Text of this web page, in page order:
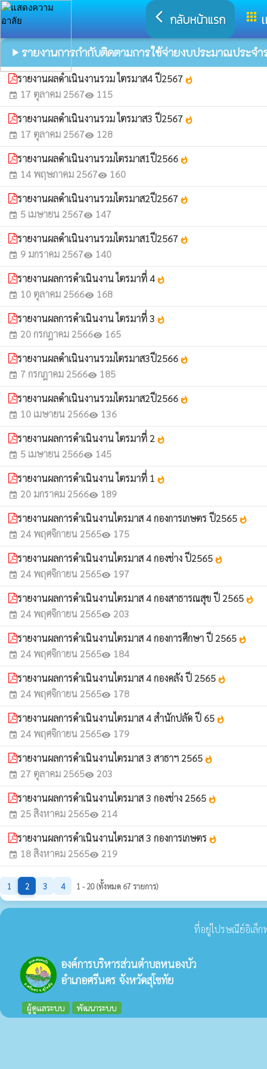
arrow_back_ios กลับหน้าแรก apps
play_arrow รายงานการกำกับติดตามการใช้จ่ายงบประมาณประจ
รายงานผลดำเนินงานรวม ไตรมาส4 ปี2567 whatshot
event 17 ตุลาคม 2567visibility 115
รายงานผลดำเนินงานรวม ไตรมาส3 ปี2567 whatshot
event 17 ตุลาคม 2567visibility 128
รายงานผลดำเนินงานรวมไตรมาส1ปี2566 whatshot
event 14 พฤษภาคม 2567visibility 160
รายงานผลดำเนินงานรวมไตรมาส2ปี2567 whatshot
event 5 เมษายน 2567visibility 147
รายงานผลดำเนินงานรวมไตรมาส1ปี2567 whatshot
event 9 มกราคม 2567visibility 140
รายงานผลการดำเนินงาน ไตรมาที่ 4 whatshot
event 10 ตุลาคม 2566visibility 168
รายงานผลการดำเนินงาน ไตรมาที่ 3 whatshot
event 20 กรกฎาคม 2566visibility 165
รายงานผลดำเนินงานรวมไตรมาส3ปี2566 whatshot
event 7 กรกฎาคม 2566visibility 185
รายงานผลดำเนินงานรวมไตรมาส2ปี2566 whatshot
event 10 เมษายน 2566visibility 136
รายงานผลการดำเนินงาน ไตรมาที่ 2 whatshot
event 5 เมษายน 2566visibility 145
รายงานผลการดำเนินงาน ไตรมาที่ 1 whatshot
event 20 มกราคม 2566visibility 189
รายงานผลการดำเนินงานไตรมาส 4 กองการเกษตร ปี2565 whatshot
event 24 พฤศจิกายน 2565visibility 175
รายงานผลการดำเนินงานไตรมาส 4 กองช่าง ปี2565 whatshot
event 24 พฤศจิกายน 2565visibility 197
รายงานผลการดำเนินงานไตรมาส 4 กองสาธารณสุข ปี 2565 whatshot
event 24 พฤศจิกายน 2565visibility 203
รายงานผลการดำเนินงานไตรมาส 4 กองการศึกษา ปี 2565 whatshot
event 24 พฤศจิกายน 2565visibility 184
รายงานผลการดำเนินงานไตรมาส 4 กองคลัง ปี 2565 whatshot
event 24 พฤศจิกายน 2565visibility 178
รายงานผลการดำเนินงานไตรมาส 4 สำนักปลัด ปี 65 whatshot
event 24 พฤศจิกายน 2565visibility 179
รายงานผลการดำเนินงานไตรมาส 3 สาธาฯ 2565 whatshot
event 27 ตุลาคม 2565visibility 203
รายงานผลการดำเนินงานไตรมาส 3 กองช่าง 2565 whatshot
event 25 สิงหาคม 2565visibility 214
รายงานผลการดำเนินงานไตรมาส 3 กองการเกษตร whatshot
event 18 สิงหาคม 2565visibility 219
1 2 3 4 1 - 20 (ทั้งหมด 67 รายการ)
ที่อยู่ไปรษณีย์อิเล็ก
องค์การบริหารส่วนตำบลหนองบัว
อำเภอศรีนคร จังหวัดสุโขทัย
ผู้ดูแลระบบ พัฒนาระบบ